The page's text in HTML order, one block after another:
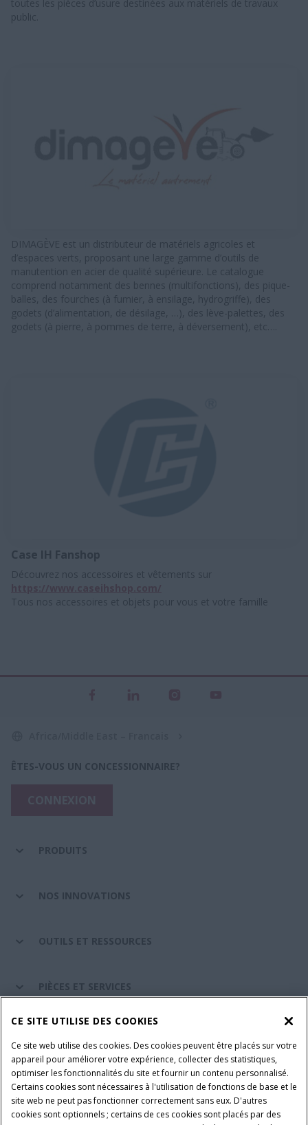
toutes les pièces d’usure destinées aux matériels de travaux
public.​​
DIMAGÈVE est un distributeur de matériels agricoles et
d’espaces verts, proposant une large gamme d’outils de
manutention en acier de qualité supérieure. Le catalogue
comprend notamment des bennes (multifonctions), des pique-
balles, des fourches (à fumier, à ensilage, hydrogriffe), des
godets (d’alimentation, de désilage, …), des lève-palettes, des
godets (à pierre, à pommes de terre, à déversement), etc….
Case IH Fanshop
Découvrez nos accessoires et vêtements sur
Tous nos accessoires et objets pour vous et votre famille
ÊTES-VOUS UN CONCESSIONNAIRE?
PRODUITS
NOS INNOVATIONS
OUTILS ET RESSOURCES
PIÈCES ET SERVICES
Conditions générales d'utilisation
Avis de confidentialité
Mentions légales
Paramètres des cookies
CE SITE UTILISE DES COOKIES
Ce site web utilise des cookies. Des cookies peuvent être placés sur votre
appareil pour améliorer votre expérience, collecter des statistiques,
optimiser les fonctionnalités du site et fournir un contenu personnalisé.
Certains cookies sont nécessaires à l'utilisation de fonctions de base et le
site web ne peut pas fonctionner correctement sans eux. D'autres
cookies sont optionnels ; certains de ces cookies sont placés par des